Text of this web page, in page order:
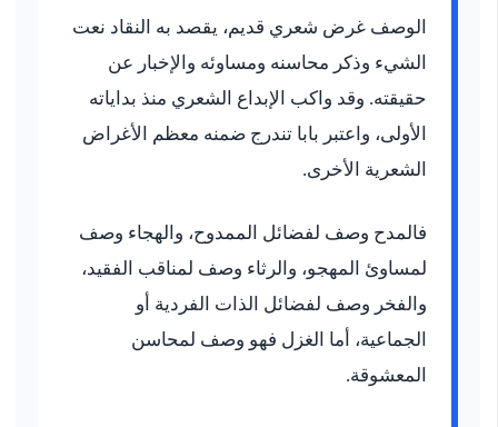
الوصف غرض شعري قديم، يقصد به النقاد نعت
الشيء وذكر محاسنه ومساوئه والإخبار عن
حقيقته. وقد واكب الإبداع الشعري منذ بداياته
الأولى، واعتبر بابا تندرج ضمنه معظم الأغراض
الشعرية الأخرى.
فالمدح وصف لفضائل الممدوح، والهجاء وصف
لمساوئ المهجو، والرثاء وصف لمناقب الفقيد،
والفخر وصف لفضائل الذات الفردية أو
الجماعية، أما الغزل فهو وصف لمحاسن
المعشوقة.